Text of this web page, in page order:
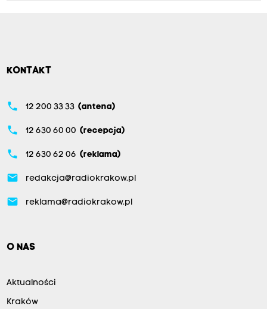
KONTAKT
phone 12 200 33 33 (antena)
phone 12 630 60 00 (recepcja)
phone 12 630 62 06 (reklama)
email redakcja@radiokrakow.pl
email reklama@radiokrakow.pl
O NAS
Aktualności
Kraków